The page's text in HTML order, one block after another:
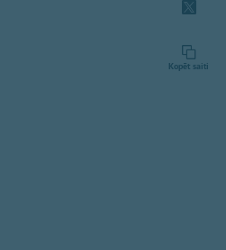
Kopēt saiti